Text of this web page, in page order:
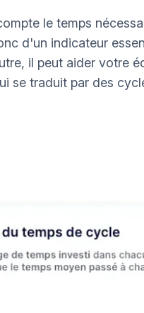
le temps
d'un indicateur
il peut aider votre
se traduit par des